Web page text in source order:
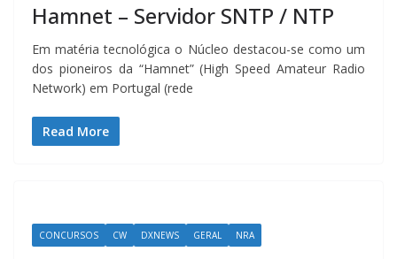
Hamnet – Servidor SNTP / NTP
Em matéria tecnológica o Núcleo destacou-se como um
dos pioneiros da “Hamnet” (High Speed Amateur Radio
Network) em Portugal (rede
Read More
CONCURSOS CW DXNEWS GERAL NRA